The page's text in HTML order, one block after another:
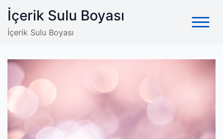
Skip
content
İçerik Sulu Boyası
İçerik Sulu Boyası